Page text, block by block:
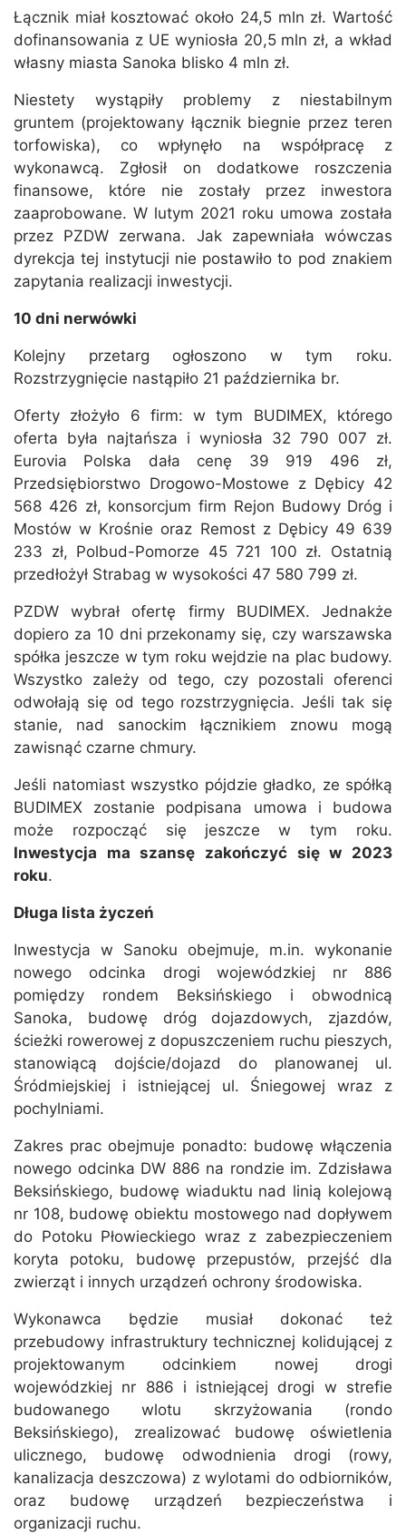
Łącznik miał kosztować około 24,5 mln zł. Wartość
dofinansowania z UE wyniosła 20,5 mln zł, a wkład
własny miasta Sanoka blisko 4 mln zł.
Niestety wystąpiły problemy z niestabilnym
gruntem (projektowany łącznik biegnie przez teren
torfowiska), co wpłynęło na współpracę z
wykonawcą. Zgłosił on dodatkowe roszczenia
finansowe, które nie zostały przez inwestora
zaaprobowane. W lutym 2021 roku umowa została
przez PZDW zerwana. Jak zapewniała wówczas
dyrekcja tej instytucji nie postawiło to pod znakiem
zapytania realizacji inwestycji.
10 dni nerwówki
Kolejny przetarg ogłoszono w tym roku.
Rozstrzygnięcie nastąpiło 21 października br.
Oferty złożyło 6 firm: w tym BUDIMEX, którego
oferta była najtańsza i wyniosła 32 790 007 zł.
Eurovia Polska dała cenę 39 919 496 zł,
Przedsiębiorstwo Drogowo-Mostowe z Dębicy 42
568 426 zł, konsorcjum firm Rejon Budowy Dróg i
Mostów w Krośnie oraz Remost z Dębicy 49 639
233 zł, Polbud-Pomorze 45 721 100 zł. Ostatnią
przedłożył Strabag w wysokości 47 580 799 zł.
PZDW wybrał ofertę firmy BUDIMEX. Jednakże
dopiero za 10 dni przekonamy się, czy warszawska
spółka jeszcze w tym roku wejdzie na plac budowy.
Wszystko zależy od tego, czy pozostali oferenci
odwołają się od tego rozstrzygnięcia. Jeśli tak się
stanie, nad sanockim łącznikiem znowu mogą
zawisnąć czarne chmury.
Jeśli natomiast wszystko pójdzie gładko, ze spółką
BUDIMEX zostanie podpisana umowa i budowa
może rozpocząć się jeszcze w tym roku.
Inwestycja ma szansę zakończyć się w 2023
roku.
Długa lista życzeń
Inwestycja w Sanoku obejmuje, m.in. wykonanie
nowego odcinka drogi wojewódzkiej nr 886
pomiędzy rondem Beksińskiego i obwodnicą
Sanoka, budowę dróg dojazdowych, zjazdów,
ścieżki rowerowej z dopuszczeniem ruchu pieszych,
stanowiącą dojście/dojazd do planowanej ul.
Śródmiejskiej i istniejącej ul. Śniegowej wraz z
pochylniami.
Zakres prac obejmuje ponadto: budowę włączenia
nowego odcinka DW 886 na rondzie im. Zdzisława
Beksińskiego, budowę wiaduktu nad linią kolejową
nr 108, budowę obiektu mostowego nad dopływem
do Potoku Płowieckiego wraz z zabezpieczeniem
koryta potoku, budowę przepustów, przejść dla
zwierząt i innych urządzeń ochrony środowiska.
Wykonawca będzie musiał dokonać też
przebudowy infrastruktury technicznej kolidującej z
projektowanym odcinkiem nowej drogi
wojewódzkiej nr 886 i istniejącej drogi w strefie
budowanego wlotu skrzyżowania (rondo
Beksińskiego), zrealizować budowę oświetlenia
ulicznego, budowę odwodnienia drogi (rowy,
kanalizacja deszczowa) z wylotami do odbiorników,
oraz budowę urządzeń bezpieczeństwa i
organizacji ruchu.